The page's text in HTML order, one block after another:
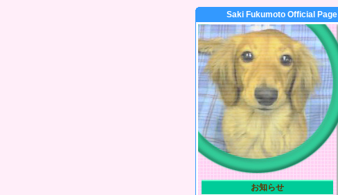
Saki Fukumoto Official Page
お知らせ